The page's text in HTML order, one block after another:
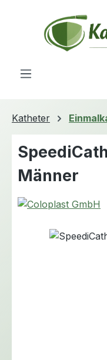
Zum Hauptinhalt
Katheter
Männer
Bildergalerie